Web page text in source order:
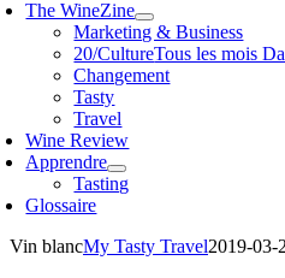
The WineZine
Marketing & Business
20/CultureTous les mois
Changement
Tasty
Travel
Wine Review
Apprendre
Tasting
Glossaire
Vin blancMy Tasty Travel2019-03-